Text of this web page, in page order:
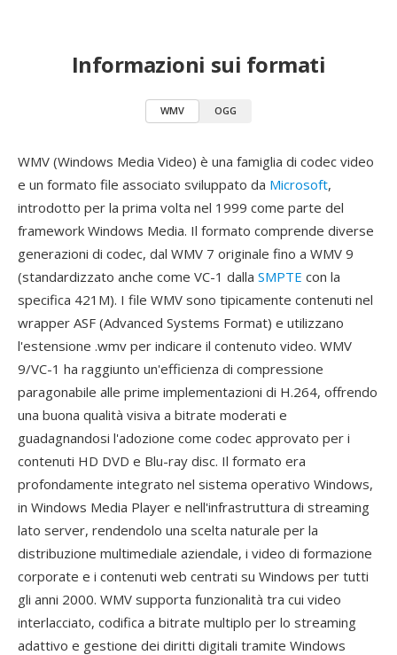
Informazioni sui formati
WMV OGG
WMV (Windows Media Video) è una famiglia di codec video
e un formato file associato sviluppato da Microsoft,
introdotto per la prima volta nel 1999 come parte del
framework Windows Media. Il formato comprende diverse
generazioni di codec, dal WMV 7 originale fino a WMV 9
(standardizzato anche come VC-1 dalla SMPTE con la
specifica 421M). I file WMV sono tipicamente contenuti nel
wrapper ASF (Advanced Systems Format) e utilizzano
l'estensione .wmv per indicare il contenuto video. WMV
9/VC-1 ha raggiunto un'efficienza di compressione
paragonabile alle prime implementazioni di H.264, offrendo
una buona qualità visiva a bitrate moderati e
guadagnandosi l'adozione come codec approvato per i
contenuti HD DVD e Blu-ray disc. Il formato era
profondamente integrato nel sistema operativo Windows,
in Windows Media Player e nell'infrastruttura di streaming
lato server, rendendolo una scelta naturale per la
distribuzione multimediale aziendale, i video di formazione
corporate e i contenuti web centrati su Windows per tutti
gli anni 2000. WMV supporta funzionalità tra cui video
interlacciato, codifica a bitrate multiplo per lo streaming
adattivo e gestione dei diritti digitali tramite Windows